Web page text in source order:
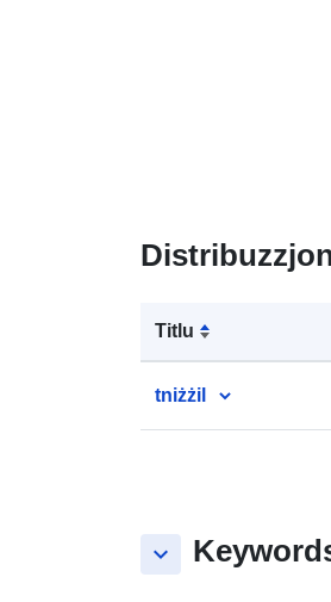
Titlu
tniżżil
keyboard_arrow_down